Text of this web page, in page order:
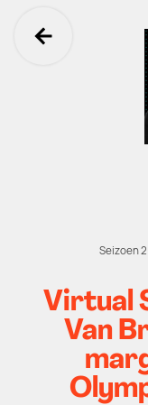
Ga
Seizoen 2
Virtual
Van